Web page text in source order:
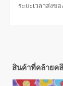
ระยะเวลาส่งข
สินค้าที่คล้ายค